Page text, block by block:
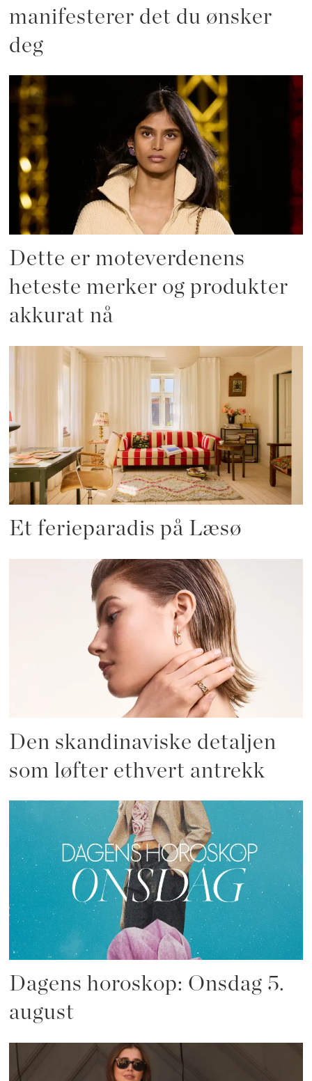
manifesterer det du ønsker
deg
Dette er moteverdenens
heteste merker og produkter
akkurat nå
Et ferieparadis på Læsø
Den skandinaviske detaljen
som løfter ethvert antrekk
Dagens horoskop: Onsdag 5.
august